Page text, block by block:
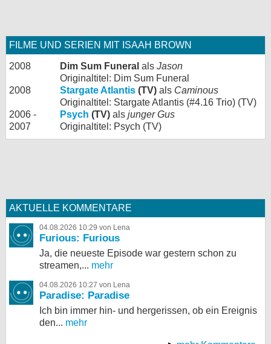
FILME UND SERIEN MIT ISAAH BROWN
2008 Dim Sum Funeral als Jason
Originaltitel: Dim Sum Funeral
2008
Stargate Atlantis (TV) als Caminous
Originaltitel: Stargate Atlantis (#4.16 Trio) (TV)
2006 -
2007
Psych (TV) als junger Gus
Originaltitel: Psych (TV)
AKTUELLE KOMMENTARE
04.08.2026 10:29 von Lena
Furious: Furious
Ja, die neueste Episode war gestern schon zu
streamen,... mehr
04.08.2026 10:27 von Lena
Paradise: Paradise
Ich bin immer hin- und hergerissen, ob ein Ereignis
den... mehr